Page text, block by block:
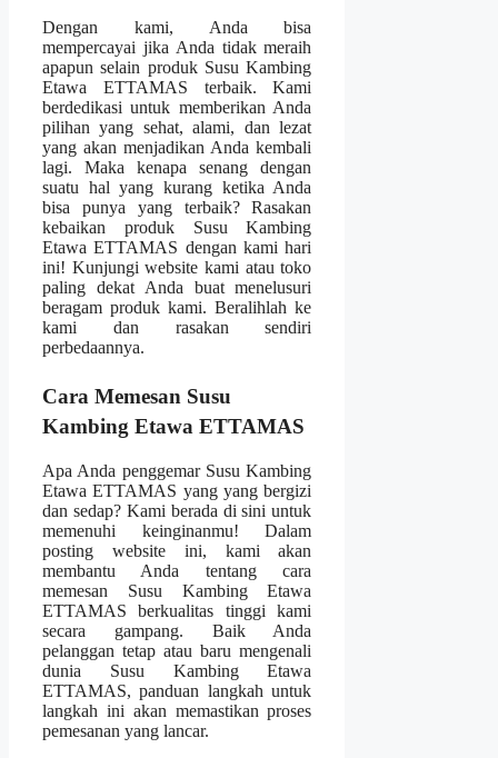
Dengan kami, Anda bisa
mempercayai jika Anda tidak meraih
apapun selain produk Susu Kambing
Etawa ETTAMAS terbaik. Kami
berdedikasi untuk memberikan Anda
pilihan yang sehat, alami, dan lezat
yang akan menjadikan Anda kembali
lagi. Maka kenapa senang dengan
suatu hal yang kurang ketika Anda
bisa punya yang terbaik? Rasakan
kebaikan produk Susu Kambing
Etawa ETTAMAS dengan kami hari
ini! Kunjungi website kami atau toko
paling dekat Anda buat menelusuri
beragam produk kami. Beralihlah ke
kami dan rasakan sendiri
perbedaannya.
Cara Memesan Susu
Kambing Etawa ETTAMAS
Apa Anda penggemar Susu Kambing
Etawa ETTAMAS yang yang bergizi
dan sedap? Kami berada di sini untuk
memenuhi keinginanmu! Dalam
posting website ini, kami akan
membantu Anda tentang cara
memesan Susu Kambing Etawa
ETTAMAS berkualitas tinggi kami
secara gampang. Baik Anda
pelanggan tetap atau baru mengenali
dunia Susu Kambing Etawa
ETTAMAS, panduan langkah untuk
langkah ini akan memastikan proses
pemesanan yang lancar.